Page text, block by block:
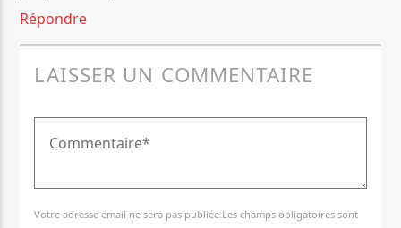
Répondre
LAISSER UN COMMENTAIRE
Votre adresse email ne sera pas publiée.Les champs obligatoires sont